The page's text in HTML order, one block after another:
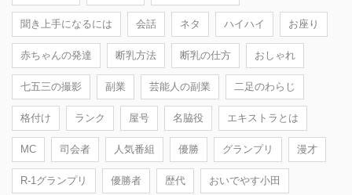
聞き上手になるには 会話 ネタ ハイハイ お座り
赤ちゃんの発達 断乳方法 断乳の仕方 おしゃれ
七五三の撮影 副業 芸能人の副業 二足のわらじ
格付け ランク 屋号 名脇役 エキストラとは
MC 司会者 人気番組 優勝 グランプリ 漫才
R-1グランプリ 優勝者 歴代 おいでやす小田